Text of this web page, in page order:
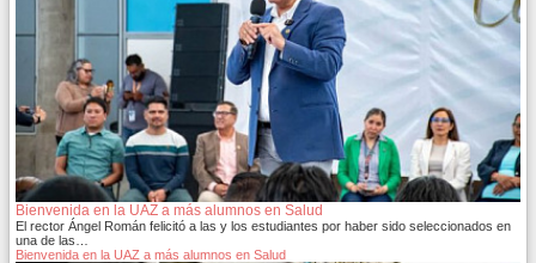
Bienvenida en la UAZ a más alumnos en Salud
El rector Ángel Román felicitó a las y los estudiantes por haber sido seleccionados en
una de las…
Bienvenida en la UAZ a más alumnos en Salud